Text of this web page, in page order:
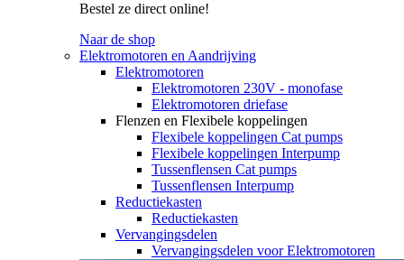
Bestel ze direct online!
Naar de shop
Elektromotoren en Aandrijving
Elektromotoren
Elektromotoren 230V - monofase
Elektromotoren driefase
Flenzen en Flexibele koppelingen
Flexibele koppelingen Cat pumps
Flexibele koppelingen Interpump
Tussenflensen Cat pumps
Tussenflensen Interpump
Reductiekasten
Reductiekasten
Vervangingsdelen
Vervangingsdelen voor Elektromotoren